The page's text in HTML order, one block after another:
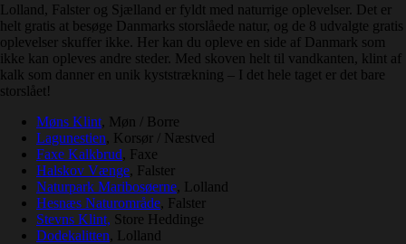
Lolland, Falster og Sjælland er fyldt med naturrige oplevelser. Det er
helt gratis at besøge Danmarks storslåede natur, og de 8 udvalgte gratis
oplevelser skuffer ikke. Her kan du opleve en side af Danmark som
ikke kan opleves andre steder. Med skoven helt til vandkanten, klint af
kalk som danner en unik kyststrækning – I det hele taget er det bare
storslået!
Møns Klint, Møn / Borre
Lagunestien, Korsør / Næstved
Faxe Kalkbrud, Faxe
Halskov Vænge, Falster
Naturpark Maribosøerne, Lolland
Hesnæs Naturområde, Falster
Stevns Klint, Store Heddinge
Dodekalitten, Lolland